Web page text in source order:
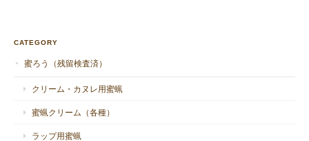
CATEGORY
蜜ろう（残留検査済）
クリーム・カヌレ用蜜蝋
蜜蝋クリーム（各種）
ラップ用蜜蝋